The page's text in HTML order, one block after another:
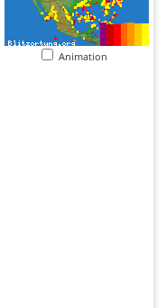
Animation